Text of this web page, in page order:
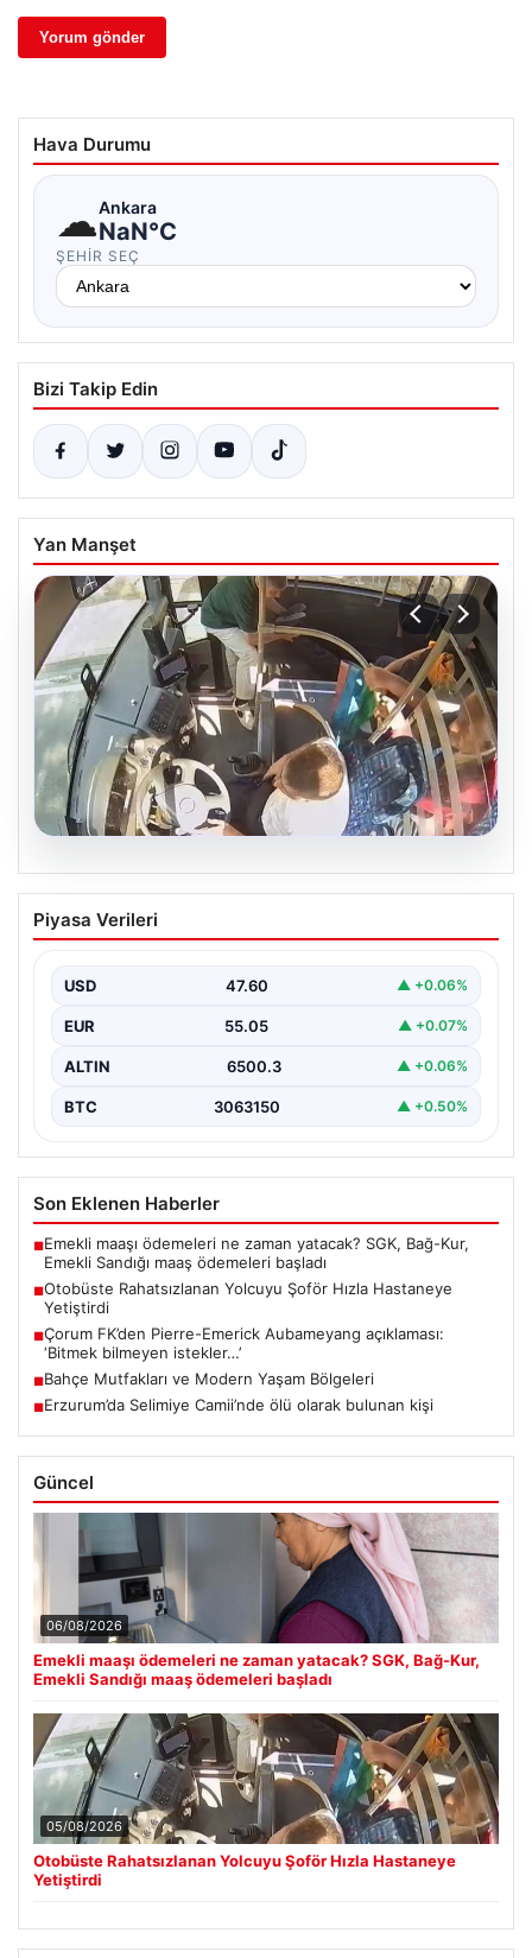
Hava Durumu
☁Ankara
NaN°C
ŞEHIR SEÇ
Bizi Takip Edin
Yan Manşet
Otobüste Rahatsızlanan Yolcuyu Şoför
Hızla Hastaneye Yetiştirdi
yoğun olarak sağlandığı halk otobüslerinde, zaman
zaman acil…
Piyasa Verileri
USD 47.60 ▲ +0.06%
EUR 55.05 ▲ +0.07%
ALTIN 6500.3 ▲ +0.06%
BTC 3063150 ▲ +0.50%
Son Eklenen Haberler
■Emekli maaşı ödemeleri ne zaman yatacak? SGK, Bağ-Kur,
Emekli Sandığı maaş ödemeleri başladı
■Otobüste Rahatsızlanan Yolcuyu Şoför Hızla Hastaneye
Yetiştirdi
■Çorum FK’den Pierre-Emerick Aubameyang açıklaması:
‘Bitmek bilmeyen istekler…’
■Bahçe Mutfakları ve Modern Yaşam Bölgeleri
■Erzurum’da Selimiye Camii’nde ölü olarak bulunan kişi
Güncel
06/08/2026
Emekli maaşı ödemeleri ne zaman yatacak? SGK, Bağ-Kur,
Emekli Sandığı maaş ödemeleri başladı
05/08/2026
Otobüste Rahatsızlanan Yolcuyu Şoför Hızla Hastaneye
Yetiştirdi